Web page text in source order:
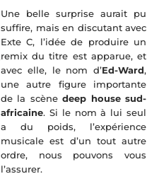
Une belle surprise aurait pu
suffire, mais en discutant avec
Exte C, l’idée de produire un
remix du titre est apparue, et
avec elle, le nom d’Ed-Ward,
une autre figure importante
de la scènedeep house sud-
africaine. Si le nom à lui seul
a du poids, l’expérience
musicale est d’un tout autre
ordre, nous pouvons vous
l’assurer.